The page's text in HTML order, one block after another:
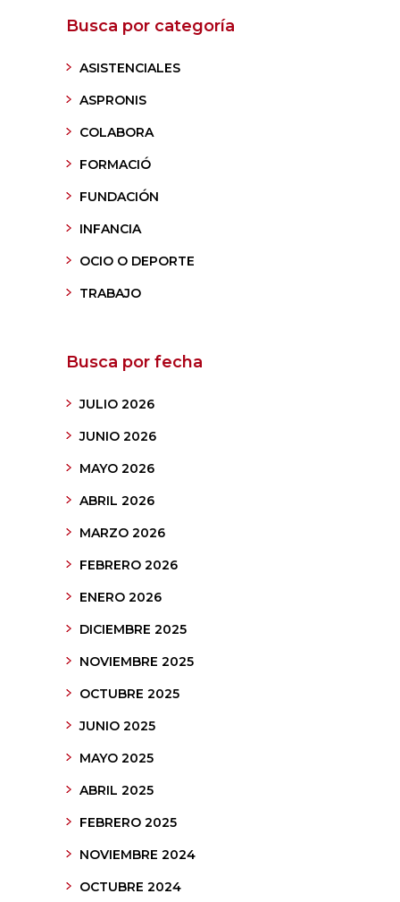
Busca por categoría
ASISTENCIALES
ASPRONIS
COLABORA
FORMACIÓ
FUNDACIÓN
INFANCIA
OCIO O DEPORTE
TRABAJO
Busca por fecha
JULIO 2026
JUNIO 2026
MAYO 2026
ABRIL 2026
MARZO 2026
FEBRERO 2026
ENERO 2026
DICIEMBRE 2025
NOVIEMBRE 2025
OCTUBRE 2025
JUNIO 2025
MAYO 2025
ABRIL 2025
FEBRERO 2025
NOVIEMBRE 2024
OCTUBRE 2024